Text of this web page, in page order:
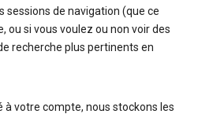
de navigation (que ce
ou si vous voulez ou non voir des
recherche plus pertinents en
à votre compte, nous stockons les